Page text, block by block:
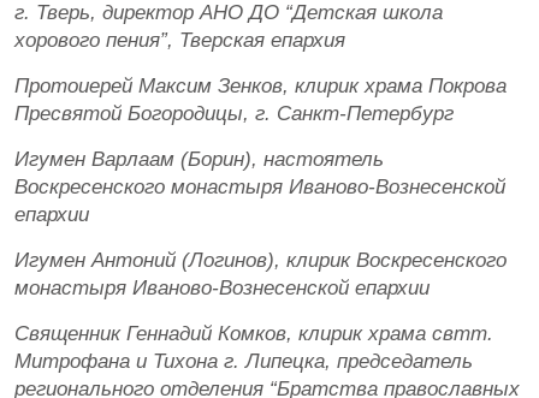
г. Тверь, директор АНО ДО “Детская школа
хорового пения”, Тверская епархия
Протоиерей Максим Зенков, клирик храма Покрова
Пресвятой Богородицы, г. Санкт-Петербург
Игумен Варлаам (Борин), настоятель
Воскресенского монастыря Иваново-Вознесенской
епархии
Игумен Антоний (Логинов), клирик Воскресенского
монастыря Иваново-Вознесенской епархии
Священник Геннадий Комков, клирик храма свтт.
Митрофана и Тихона г. Липецка, председатель
регионального отделения “Братства православных